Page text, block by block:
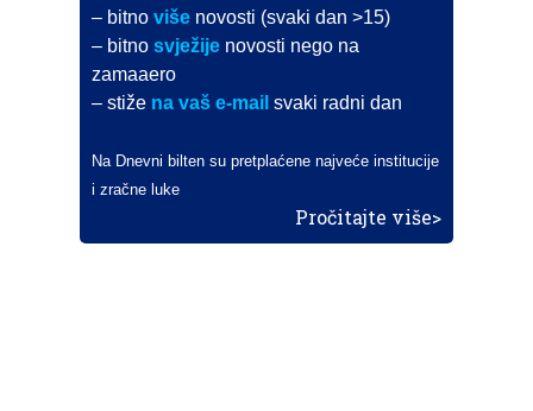
– bitnoviše novosti (svaki dan >15)
– bitnosvježije novosti nego na
zamaaero
– stiže na vaš e-mail svaki radni dan
Na Dnevni bilten su pretplaćene najveće institucije
i zračne luke
Pročitajte više>